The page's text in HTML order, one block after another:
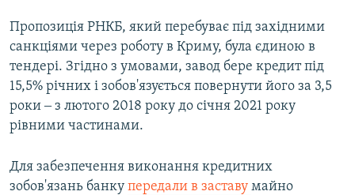
Пропозиція РНКБ, який перебуває під західними
санкціями через роботу в Криму, була єдиною в
тендері. Згідно з умовами, завод бере кредит під
15,5% річних і зобов'язується повернути його за 3,5
роки ‒ з лютого 2018 року до січня 2021 року
рівними частинами.
Для забезпечення виконання кредитних
зобов'язань банку передали в заставу майно